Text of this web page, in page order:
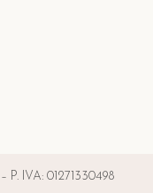
IVA: 01271330498